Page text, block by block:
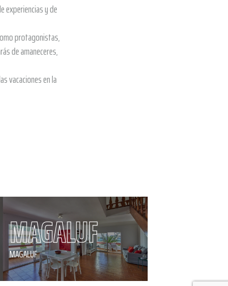
experiencias y de
protagonistas,
de amaneceres,
vacaciones en la
MAGALUF
MAGALUF